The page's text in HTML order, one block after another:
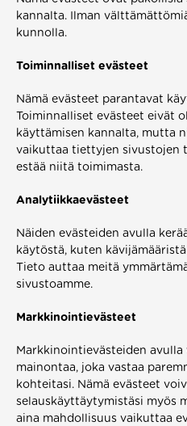
kannalta. Ilman
kunnolla.
Toiminnalliset evästeet
Nämä evästeet parantavat
Toiminnalliset evästeet eivät
käyttämisen kannalta, mutta
vaikuttaa tiettyjen sivustojen
estää niitä toimimasta.
Analytiikkaevästeet
Näiden evästeiden avulla
käytöstä, kuten
Tieto auttaa meitä
sivustoamme.
Markkinointievästeet
Markkinointievästeiden
mainontaa, joka vastaa
kohteitasi. Nämä evästeet
selauskäyttäytymistäsi myös
aina mahdollisuus vaikuttaa